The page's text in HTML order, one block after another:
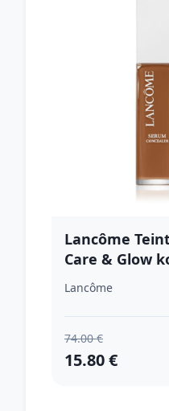
Lancôme
Care & Glow
rozjasnenie
Lancôme
74.00 €
15.80 €